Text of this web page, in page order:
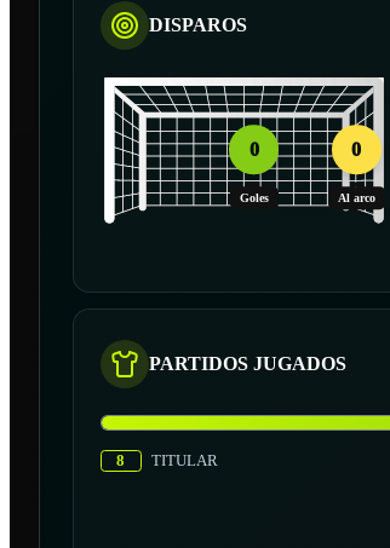
DISPAROS
0
Goles
0
Al arco
PARTIDOS JUGADOS
8 TITULAR